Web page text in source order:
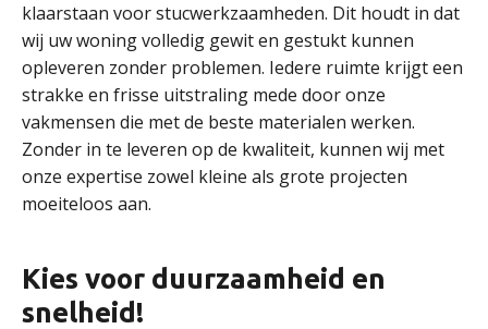
klaarstaan voor stucwerkzaamheden. Dit houdt in dat
wij uw woning volledig gewit en gestukt kunnen
opleveren zonder problemen. Iedere ruimte krijgt een
strakke en frisse uitstraling mede door onze
vakmensen die met de beste materialen werken.
Zonder in te leveren op de kwaliteit, kunnen wij met
onze expertise zowel kleine als grote projecten
moeiteloos aan.
Kies voor duurzaamheid en
snelheid!